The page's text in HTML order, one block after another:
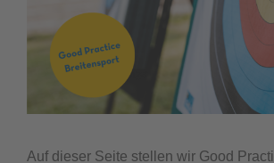
Auf dieser Seite stellen wir Good